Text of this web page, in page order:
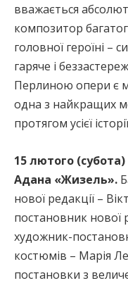
вважається
композитор
головної героїні –
гаряче і
Перлиною опери є
одна з найкращих
протягом усієї
15 лютого
Адана «Жизель».
нової редакції –
постановник нової
художник-
костюмів – Марія
постановки з